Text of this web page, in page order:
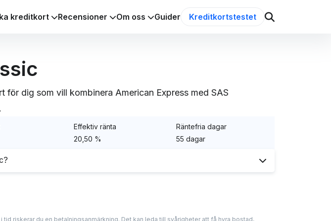
kreditkort Recensioner Om oss Guider Kreditkortstestet
för dig som vill kombinera American Express med SAS
Effektiv ränta
20,50 %
Räntefria dagar
55 dagar
de kreditkort som ges ut av flygbolaget SAS i samarbete med
finans med spetskunskap om kreditkort. De delar med sig av
tid riskerar du en betalningsanmärkning. Det kan leda till svårigheter att få hyra bostad,